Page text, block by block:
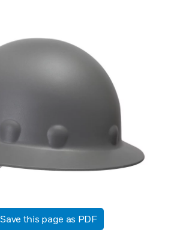
Save this page as PDF